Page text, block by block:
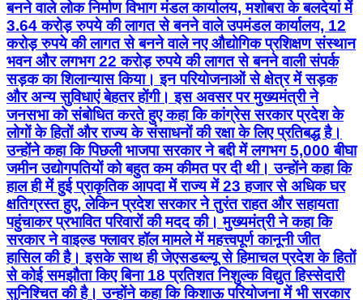
बनने वाले लोक निर्माण विभाग मंडल कार्यालय, मशोबरा के बलदेयां में
3.64 करोड़ रुपये की लागत से बनने वाले उपमंडल कार्यालय, 12
करोड़ रुपये की लागत से बनने वाले नए औद्योगिक प्रशिक्षण संस्थान
भवन और लगभग 22 करोड़ रुपये की लागत से बनने वाली संपर्क
सड़क का शिलान्यास किया। इन परियोजनाओं से क्षेत्र में सड़क
और अन्य सुविधाएं बेहतर होंगी। इस अवसर पर मुख्यमंत्री ने
जनसभा को संबोधित करते हुए कहा कि कांग्रेस सरकार प्रदेश के
लोगों के हितों और राज्य के संसाधनों की रक्षा के लिए प्रतिबद्ध है।
उन्होंने कहा कि पिछली भाजपा सरकार ने बद्दी में लगभग 5,000 बीघा
जमीन उद्योगपतियों को बहुत कम कीमत पर दी थी। उन्होंने कहा कि
हाल ही में हुई प्राकृतिक आपदा में राज्य में 23 हजार से अधिक घर
क्षतिग्रस्त हुए, लेकिन प्रदेश सरकार ने तुरंत राहत और सहायता
पहुंचाकर प्रभावित परिवारों की मदद की। मुख्यमंत्री ने कहा कि
सरकार ने वाइल्ड फ्लावर हॉल मामले में महत्त्वपूर्ण कानूनी जीत
हासिल की है। इसके साथ ही जेएसडब्ल्यू से हिमाचल प्रदेश के हितों
से कोई समझौता किए बिना 18 प्रतिशत निशुल्क विद्युत हिस्सेदारी
सुनिश्चित की है। उन्होंने कहा कि किशाऊ परियोजना में भी सरकार